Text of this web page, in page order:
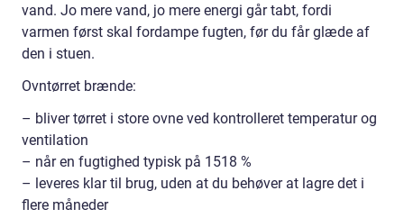
vand. Jo mere vand, jo mere energi går tabt, fordi
varmen først skal fordampe fugten, før du får glæde af
den i stuen.
Ovntørret brænde:
– bliver tørret i store ovne ved kontrolleret temperatur og
ventilation
– når en fugtighed typisk på 1518 %
– leveres klar til brug, uden at du behøver at lagre det i
flere måneder